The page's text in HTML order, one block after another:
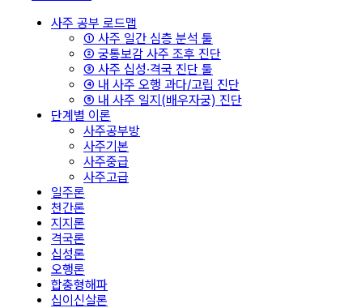
사주 공부 로드맵
① 사주 일간 심층 분석 툴
② 궁통보감 사주 조후 진단
③ 사주 십성·격국 진단 툴
④ 내 사주 오행 과다/고립 진단
⑤ 내 사주 일지(배우자궁) 진단
단계별 이론
사주공부방
사주기본
사주중급
사주고급
일주론
천간론
지지론
격국론
십성론
오행론
합충형해파
십이신살론